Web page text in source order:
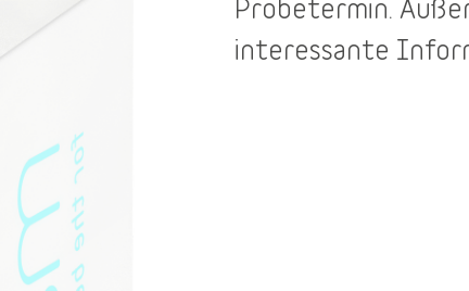
Probetermin.
interessante